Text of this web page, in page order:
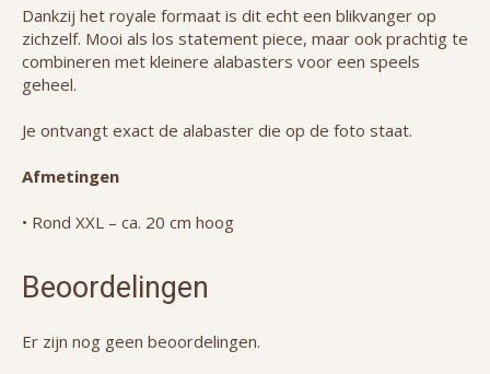
Dankzij het royale formaat is dit echt een blikvanger op
zichzelf. Mooi als los statement piece, maar ook prachtig te
combineren met kleinere alabasters voor een speels
geheel.
Je ontvangt exact de alabaster die op de foto staat.
Afmetingen
• Rond XXL – ca. 20 cm hoog
Beoordelingen
Er zijn nog geen beoordelingen.